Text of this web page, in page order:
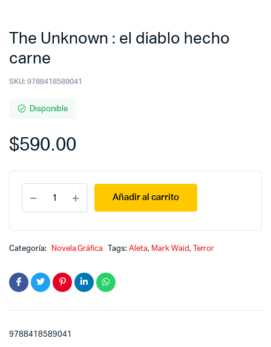
The Unknown : el diablo hecho
carne
SKU: 9788418589041
Disponible
$590.00
Unknown
:
hecho
Añadir al carrito
Categoría: Novela Gráfica Tags:Aleta, Mark Waid, Terror
9788418589041